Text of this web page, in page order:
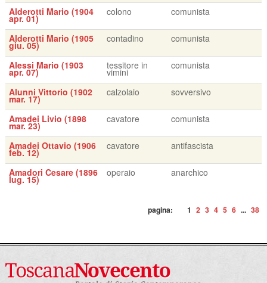
Alderotti Mario (1904
apr. 01)
colono comunista
Alderotti Mario (1905
giu. 05)
contadino comunista
Alessi Mario (1903
apr. 07)
tessitore in
vimini
comunista
Alunni Vittorio (1902
mar. 17)
calzolaio sovversivo
Amadei Livio (1898
mar. 23)
cavatore comunista
Amadei Ottavio (1906
feb. 12)
cavatore antifascista
Amadori Cesare (1896
lug. 15)
operaio anarchico
pagina: 1 2 3 4 5 6 ... 38